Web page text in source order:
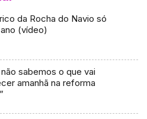
da Rocha do Navio só
(vídeo)
não sabemos o que vai
amanhã na reforma